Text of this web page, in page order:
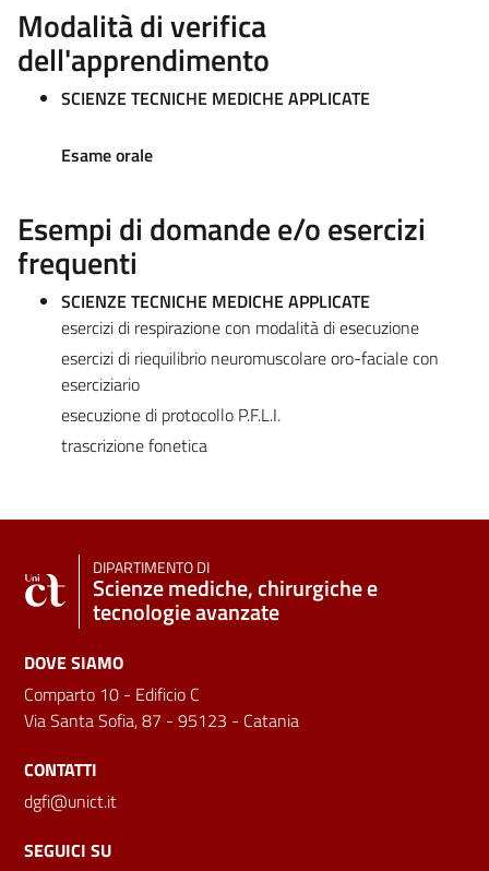
Modalità di verifica
dell'apprendimento
SCIENZE TECNICHE MEDICHE APPLICATE
Esame orale
Esempi di domande e/o esercizi
frequenti
SCIENZE TECNICHE MEDICHE APPLICATE
esercizi di respirazione con modalità di esecuzione
esercizi di riequilibrio neuromuscolare oro-faciale con
eserciziario
esecuzione di protocollo P.F.L.I.
trascrizione fonetica
DIPARTIMENTO DI
Scienze mediche, chirurgiche e
tecnologie avanzate
DOVE SIAMO
Comparto 10 - Edificio C
Via Santa Sofia, 87 - 95123 - Catania
CONTATTI
dgfi@unict.it
SEGUICI SU